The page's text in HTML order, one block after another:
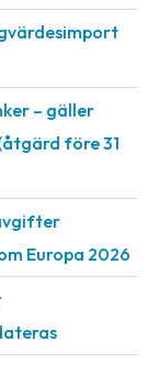
– gäller
före 31
Europa 2026